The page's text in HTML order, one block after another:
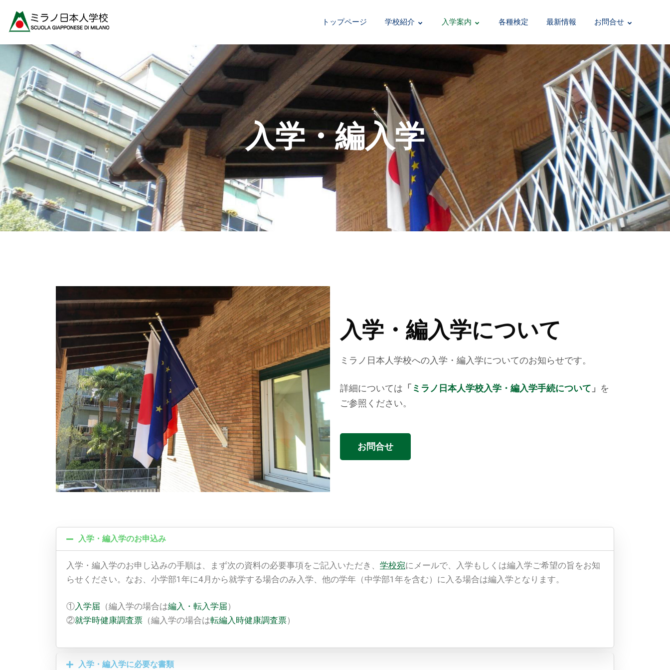
トップページ 学校紹介 入学案内 各種検定 最新情報 お問合せ
入学・編入学
入学・編入学について
ミラノ日本人学校への入学・編入学についてのお知らせです。
詳細については 「 ミラノ日本人学校入学・編入学手続について 」 を
ご参照ください。
お問合せ
入学・編入学のお申込み
入学・編入学のお申し込みの手順は、まず次の資料の必要事項をご記入いただき、 学校宛にメールで、入学もしくは編入学ご希望の旨をお知
らせください。なお、小学部1年に4月から就学する場合のみ入学、他の学年（中学部1年を含む）に入る場合は編入学となります。
①入学届 （編入学の場合は編入・転入学届 ）
②就学時健康調査票 （編入学の場合は転編入時健康調査票）
入学・編入学に必要な書類